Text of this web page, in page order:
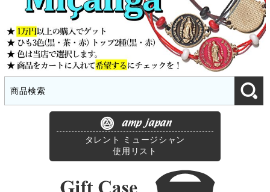
amp japan
タレント ミュージシャン
使用リスト